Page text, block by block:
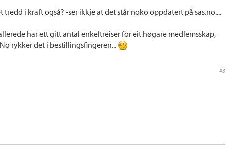
tredd i kraft også? -ser ikkje at det står noko oppdatert på sas.no....
har ett gitt antal enkeltreiser for eit høgare medlemsskap,
rykker det i bestillingsfingeren...
#3